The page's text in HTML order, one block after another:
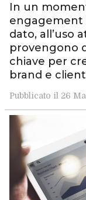
In un
engagement
dato, all’uso
provengono
chiave per
brand e
Pubblicato il 26